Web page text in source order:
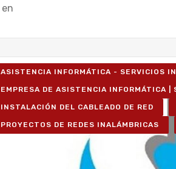
en
ASISTENCIA INFORMÁTICA - SERVICIOS
EMPRESA DE ASISTENCIA INFORMÁTICA |
INSTALACIÓN DEL CABLEADO DE RED
PROYECTOS DE REDES INALÁMBRICAS